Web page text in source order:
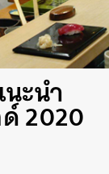
ะนำ
2020